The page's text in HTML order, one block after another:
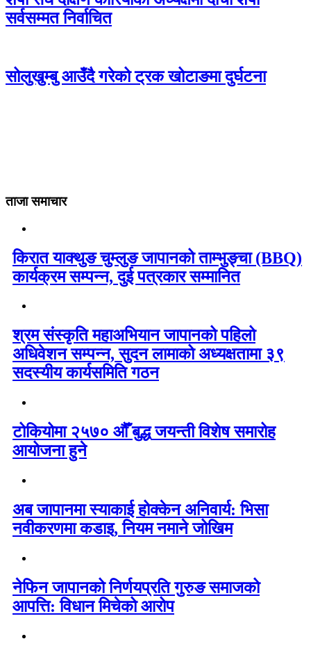
सर्वसम्मत निर्वाचित
सोलुखुम्बु आउँदै गरेको ट्रक खोटाङमा दुर्घटना
ताजा समाचार
किरात याक्थुङ चुम्लुङ जापानको ताम्भुङ्चा (BBQ)
कार्यक्रम सम्पन्न, दुई पत्रकार सम्मानित
श्रम संस्कृति महाअभियान जापानको पहिलो
अधिवेशन सम्पन्न, सुदन लामाको अध्यक्षतामा ३९
सदस्यीय कार्यसमिति गठन
टोकियोमा २५७० औँ बुद्ध जयन्ती विशेष समारोह
आयोजना हुने
अब जापानमा स्याकाई होक्केन अनिवार्य: भिसा
नवीकरणमा कडाइ, नियम नमाने जोखिम
नेफिन जापानको निर्णयप्रति गुरुङ समाजको
आपत्ति: विधान मिचेको आरोप